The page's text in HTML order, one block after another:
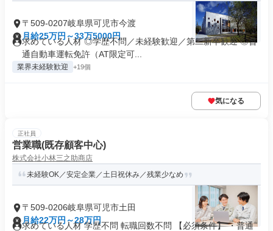
〒509-0207岐阜県可児市今渡
月給25万円～33万5000円
求めている人材 ◎学歴不問／未経験歓迎／第二新卒歓迎 ◎普
通自動車運転免許（AT限定可...
業界未経験歓迎 +19個
気になる
正社員
営業職(既存顧客中心)
株式会社小林三之助商店
未経験OK／安定企業／土日祝休み／残業少なめ
〒509-0206岐阜県可児市土田
月給22万円～28万円
求めている人材 学歴不問 転職回数不問 【必須条件】 ・普通